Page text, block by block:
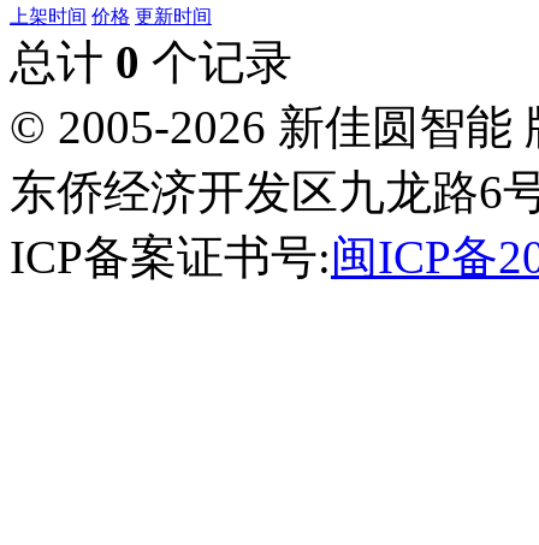
上架时间 价格 更新时间
总计 0 个记录
© 2005-2026 新佳圆智
东侨经济开发区九龙路6
ICP备案证书号:闽ICP备